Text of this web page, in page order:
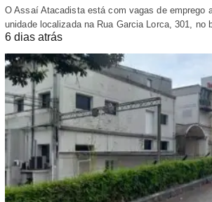
O Assaí Atacadista está com vagas de emprego
unidade localizada na Rua Garcia Lorca, 301, no
6 dias atrás